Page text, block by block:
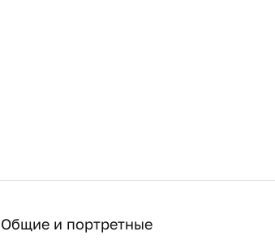
Общие и портретные